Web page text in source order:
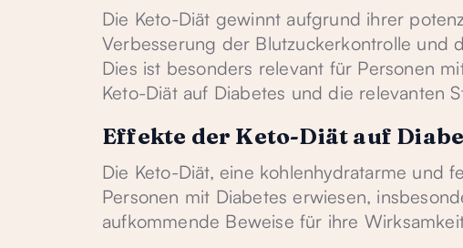
Die Keto-Diät gewinnt aufgrund ihrer
Verbesserung der Blutzuckerkontrolle und
Dies ist besonders relevant für Personen
Keto-Diät auf Diabetes und die relevanten
Effekte der Keto-Diät auf
Die Keto-Diät, eine kohlenhydratarme und
Personen mit Diabetes erwiesen,
aufkommende Beweise für ihre